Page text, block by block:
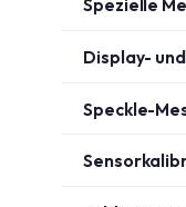
Spezielle
Display-
Speckle-